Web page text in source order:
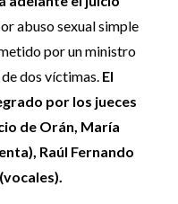
abuso sexual simple
por un ministro
dos víctimas. El
por los jueces
de Orán, María
Raúl Fernando